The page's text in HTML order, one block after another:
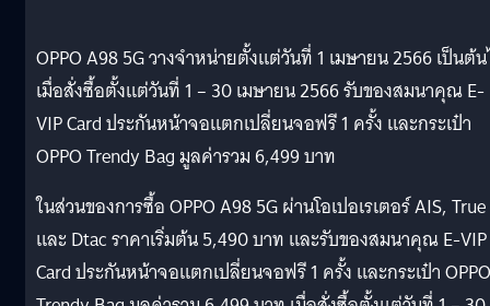
OPPO A98 5G วางจำหน่ายตั้งแต่วันที่ 1 เมษายน 2566 เป็นต้
เมื่อสั่งซื้อตั้งแต่วันที่ 1 – 30 เมษายน 2566 รับของสมนาคุณ E-
VIP Card ประกันหน้าจอแตกเปลี่ยนจอฟรี 1 ครั้ง และกระเป๋า
OPPO Trendy Bag มูลค่ารวม 6,499 บาท
ในส่วนของการซื้อ OPPO A98 5G ผ่านโอเปอเรเตอร์ AIS, True
และ Dtac ราคาเริ่มต้น 5,490 บาท และรับของสมนาคุณ E-VIP
Card ประกันหน้าจอแตกเปลี่ยนจอฟรี 1 ครั้ง และกระเป๋า OPPO